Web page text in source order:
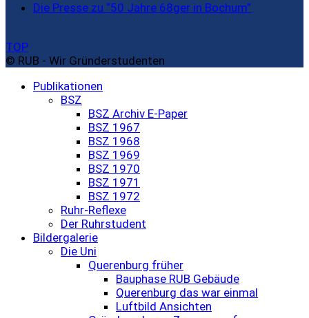
Die Presse zu “50 Jahre 68ger in Bochum”
TOP
© RUB - Wir Gründerstudenten
Publikationen
BSZ
BSZ Archiv E-Paper
BSZ 1967
BSZ 1968
BSZ 1969
BSZ 1970
BSZ 1971
BSZ 1972
Ruhr-Reflexe
Der Ruhrstudent
Bildergalerie
Die Uni
Querenburg früher
Bauphase RUB Gebäude
Querenburg das war einmal
Luftbild Ansichten